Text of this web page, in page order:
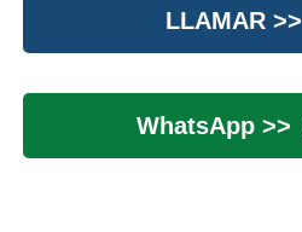
LLAMAR >>
WhatsApp >>